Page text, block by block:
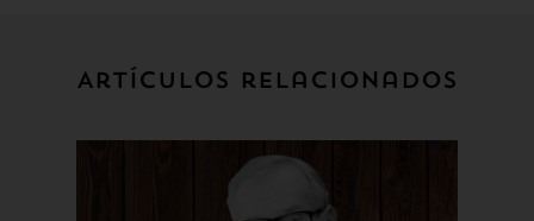
Artículos relacionados